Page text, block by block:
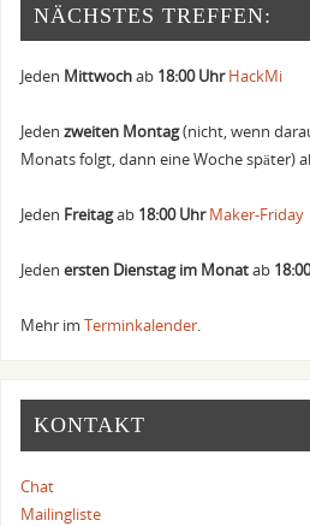
NÄCHSTES TREFFEN:
Jeden Mittwochab 18:00 Uhr HackMi
Jedenzweiten Montag(nicht, wenn
Monats folgt, dann eine Woche später)
Jeden Freitagab 18:00 Uhr Maker-Friday
Jedenersten Dienstag im Monatab
Mehr imTerminkalender.
KONTAKT
Chat
Mailingliste